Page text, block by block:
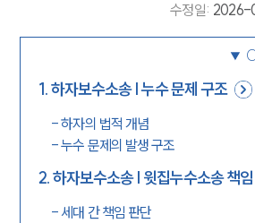
수정일:
1.하자보수소송 | 누수 문제 구조
-하자의 법적 개념
-누수 문제의 발생 구조
2.하자보수소송 | 윗집누수소송 책
- 세대 간 책임 판단